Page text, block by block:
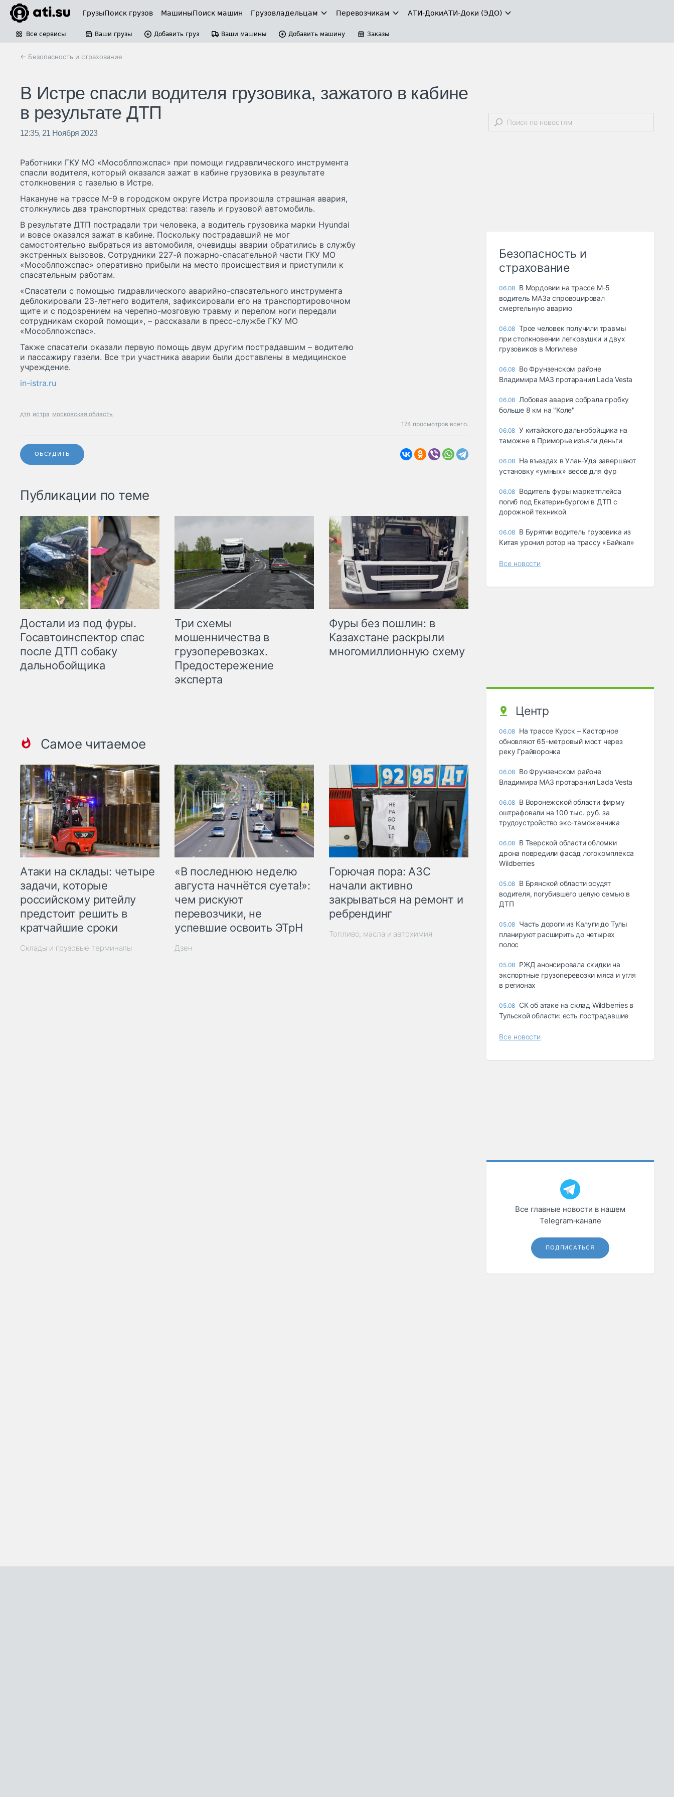
ГрузыПоиск грузов МашиныПоиск машин Грузовладельцам Перевозчикам АТИ-ДокиАТИ-Доки (ЭДО)
Все сервисы Ваши грузы Добавить груз Ваши машины Добавить машину Заказы
← Безопасность и страхование
В Истре спасли водителя грузовика, зажатого в кабине
в результате ДТП
12:35, 21 Ноября 2023
Работники ГКУ МО «Мособлпожспас» при помощи гидравлического инструмента
спасли водителя, который оказался зажат в кабине грузовика в результате
столкновения с газелью в Истре.
Накануне на трассе М-9 в городском округе Истра произошла страшная авария,
столкнулись два транспортных средства: газель и грузовой автомобиль.
В результате ДТП пострадали три человека, а водитель грузовика марки Hyundai
и вовсе оказался зажат в кабине. Поскольку пострадавший не мог
самостоятельно выбраться из автомобиля, очевидцы аварии обратились в службу
экстренных вызовов. Сотрудники 227-й пожарно-спасательной части ГКУ МО
«Мособлпожспас» оперативно прибыли на место происшествия и приступили к
спасательным работам.
«Спасатели с помощью гидравлического аварийно-спасательного инструмента
деблокировали 23-летнего водителя, зафиксировали его на транспортировочном
щите и с подозрением на черепно-мозговую травму и перелом ноги передали
сотрудникам скорой помощи», – рассказали в пресс-службе ГКУ МО
«Мособлпожспас».
Также спасатели оказали первую помощь двум другим пострадавшим – водителю
и пассажиру газели. Все три участника аварии были доставлены в медицинское
учреждение.
in-istra.ru
дтп истра московская область
174 просмотров всего.
ОБСУДИТЬ
Публикации по теме
Достали из под фуры.
Госавтоинспектор спас
после ДТП собаку
дальнобойщика
Три схемы
мошенничества в
грузоперевозках.
Предостережение
эксперта
Фуры без пошлин: в
Казахстане раскрыли
многомиллионную схему
Самое читаемое
Атаки на склады: четыре
задачи, которые
российскому ритейлу
предстоит решить в
кратчайшие сроки
Склады и грузовые терминалы
«В последнюю неделю
августа начнётся суета!»:
чем рискуют
перевозчики, не
успевшие освоить ЭТрН
Дзен
Горючая пора: АЗС
начали активно
закрываться на ремонт и
ребрендинг
Топливо, масла и автохимия
Безопасность и
страхование
06.08 В Мордовии на трассе М-5
водитель МАЗа спровоцировал
смертельную аварию
06.08 Трое человек получили травмы
при столкновении легковушки и двух
грузовиков в Могилеве
06.08 Во Фрунзенском районе
Владимира МАЗ протаранил Lada Vesta
06.08 Лобовая авария собрала пробку
больше 8 км на "Коле"
06.08 У китайского дальнобойщика на
таможне в Приморье изъяли деньги
06.08 Ha въeздax в Улaн-Удэ зaвepшaют
ycтaнoвкy «yмныx» вecoв для фyp
06.08 Водитель фуры маркетплейса
погиб под Екатеринбургом в ДТП с
дорожной техникой
06.08 В Бурятии водитель грузовика из
Китая уронил ротор на трассу «Байкал»
Все новости
Центр
06.08 На трассе Курск – Касторное
обновляют 65-метровый мост через
реку Грайворонка
06.08 Во Фрунзенском районе
Владимира МАЗ протаранил Lada Vesta
06.08 В Воронежской области фирму
оштрафовали на 100 тыс. руб. за
трудоустройство экс-таможенника
06.08 В Тверской области обломки
дрона повредили фасад логокомплекса
Wildberries
05.08 В Брянской области осудят
водителя, погубившего целую семью в
ДТП
05.08 Часть дороги из Калуги до Тулы
планируют расширить до четырех
полос
05.08 РЖД анонсировала скидки на
экспортные грузоперевозки мяса и угля
в регионах
05.08 СК об атаке на склад Wildberries в
Тульской области: есть пострадавшие
Все новости
Все главные новости в нашем
Telegram‑канале
ПОДПИСАТЬСЯ